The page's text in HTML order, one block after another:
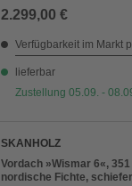
2.299,00 €
Verfügbarkeit im Markt
lieferbar
Zustellung 05.09. -
SKANHOLZ
Vordach »Wismar 6«,
nordische Fichte,